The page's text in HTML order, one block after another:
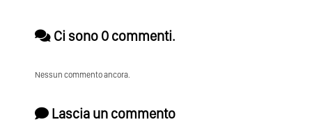
Ci sono 0 commenti.
Nessun commento ancora.
Lascia un commento